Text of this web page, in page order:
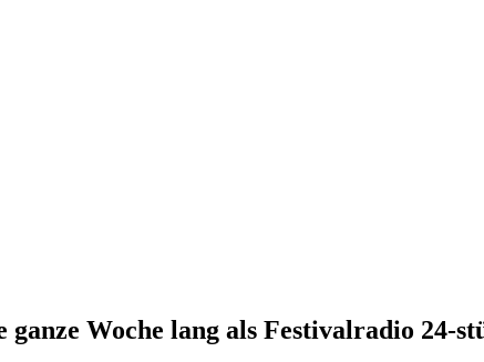
ganze Woche lang als Festivalradio 24-